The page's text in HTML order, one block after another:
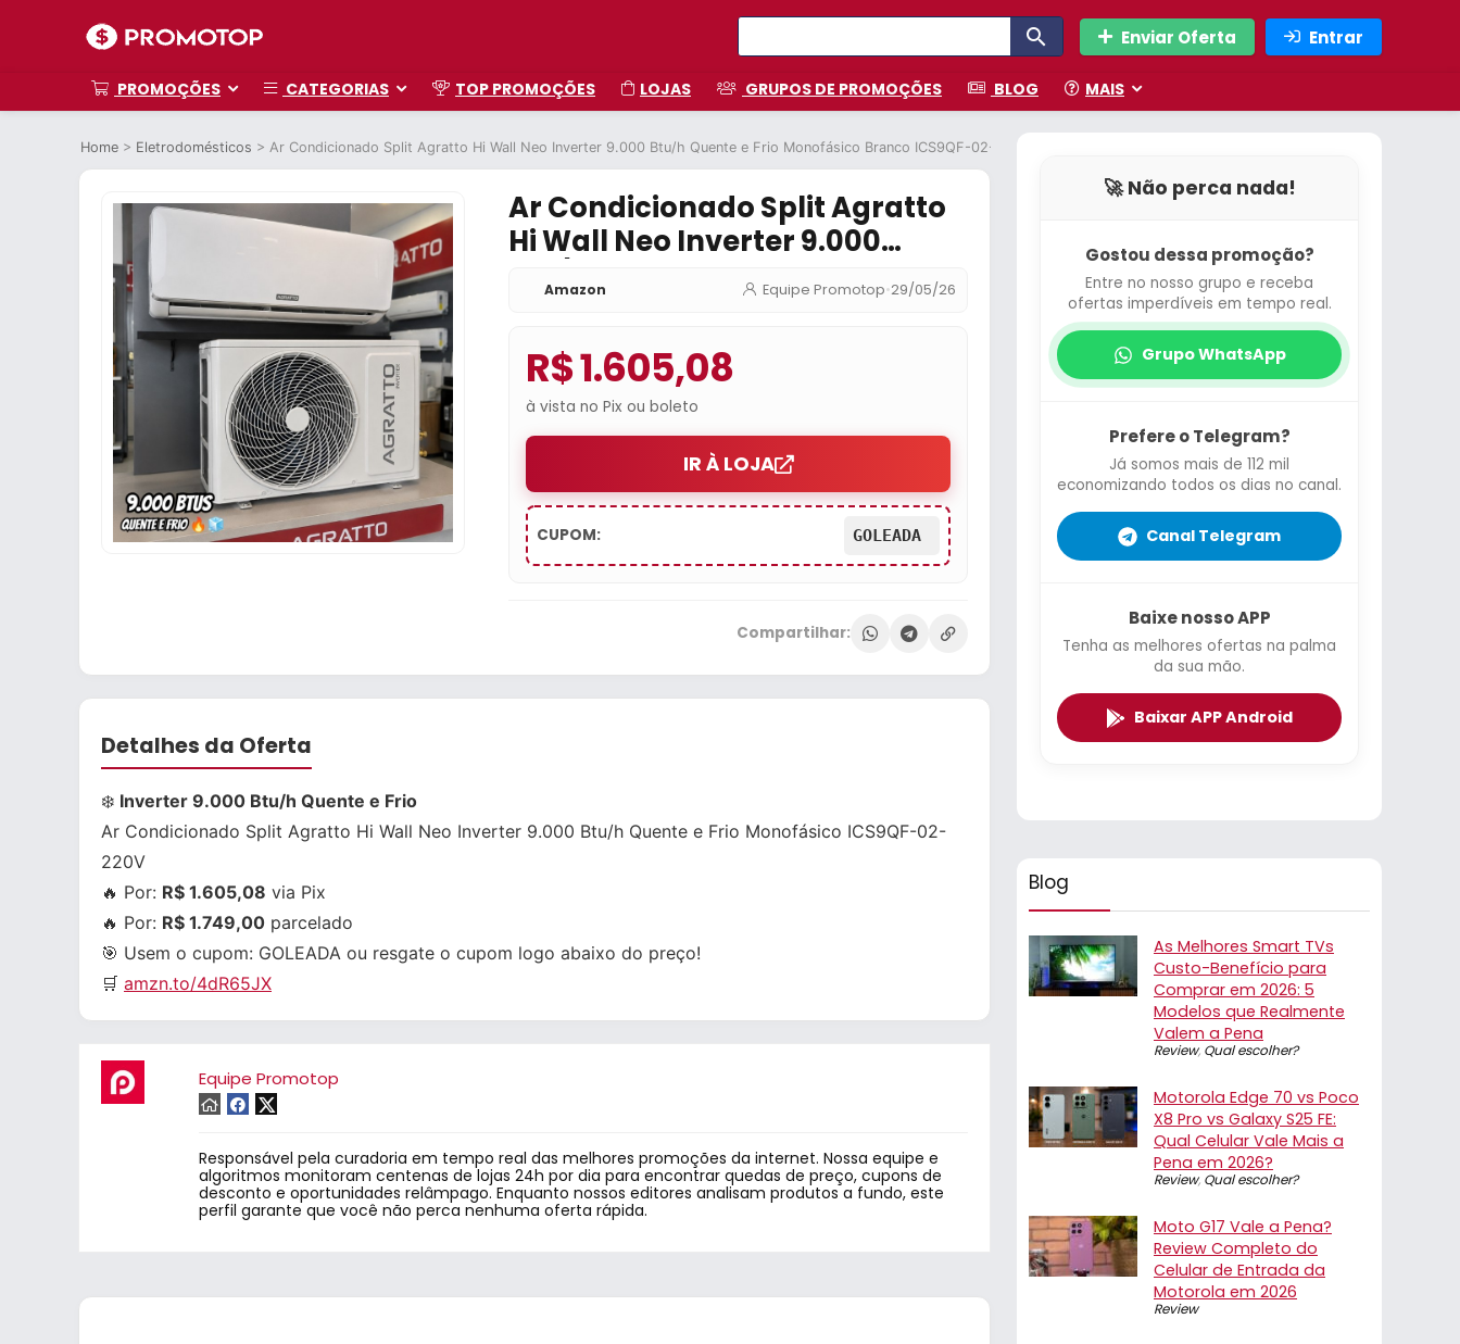
Enviar Oferta Entrar
PROMOÇÕES CATEGORIAS TOP PROMOÇÕES LOJAS GRUPOS DE PROMOÇÕES BLOG MAIS
Home > Eletrodomésticos > Ar Condicionado Split Agratto Hi Wall Neo Inverter 9.000 Btu/h Quente e Frio Monofásico Branco ICS9QF-02-220V
Ar Condicionado Split Agratto
Hi Wall Neo Inverter 9.000
Btu/h Quente e Frio Monofásico
Branco ICS9QF-02-220V
Amazon Equipe Promotop•29/05/26
R$ 1.605,08
à vista no Pix ou boleto
IR À LOJA
CUPOM: GOLEADA
Compartilhar:
Detalhes da Oferta
❄️ Inverter 9.000 Btu/h Quente e Frio
Ar Condicionado Split Agratto Hi Wall Neo Inverter 9.000 Btu/h Quente e Frio Monofásico ICS9QF-02-
220V
🔥 Por: R$ 1.605,08 via Pix
🔥 Por: R$ 1.749,00 parcelado
🎯 Usem o cupom: GOLEADA ou resgate o cupom logo abaixo do preço!
🛒 amzn.to/4dR65JX
Equipe Promotop
Responsável pela curadoria em tempo real das melhores promoções da internet. Nossa equipe e
algoritmos monitoram centenas de lojas 24h por dia para encontrar quedas de preço, cupons de
desconto e oportunidades relâmpago. Enquanto nossos editores analisam produtos a fundo, este
perfil garante que você não perca nenhuma oferta rápida.
🚀 Não perca nada!
Gostou dessa promoção?
Entre no nosso grupo e receba
ofertas imperdíveis em tempo real.
Grupo WhatsApp
Prefere o Telegram?
Já somos mais de 112 mil
economizando todos os dias no canal.
Canal Telegram
Baixe nosso APP
Tenha as melhores ofertas na palma
da sua mão.
Baixar APP Android
Blog
As Melhores Smart TVs
Custo-Benefício para
Comprar em 2026: 5
Modelos que Realmente
Valem a Pena
Review, Qual escolher?
Motorola Edge 70 vs Poco
X8 Pro vs Galaxy S25 FE:
Qual Celular Vale Mais a
Pena em 2026?
Review, Qual escolher?
Moto G17 Vale a Pena?
Review Completo do
Celular de Entrada da
Motorola em 2026
Review